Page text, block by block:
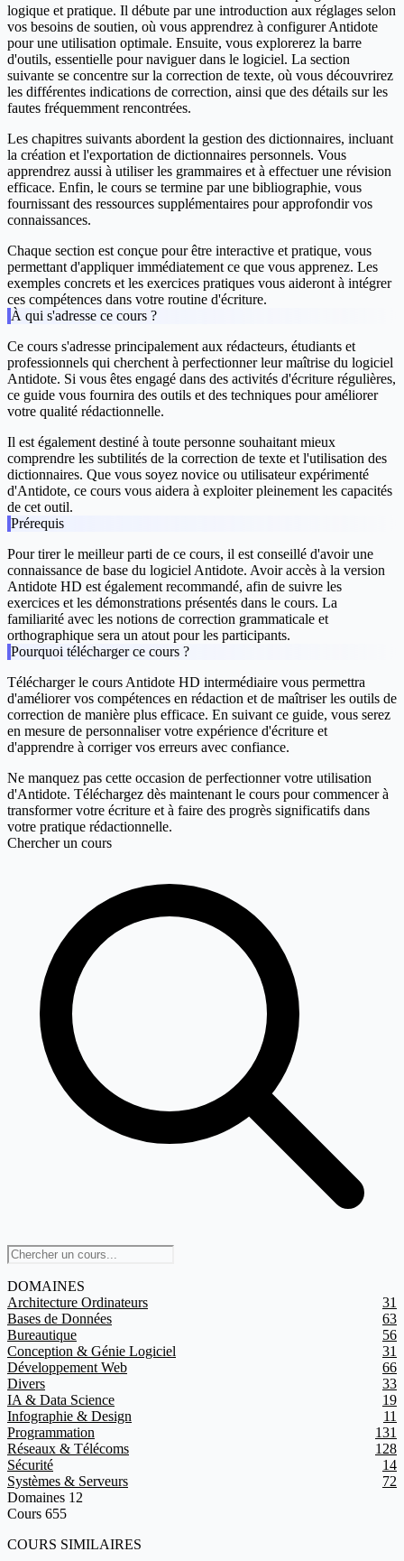
logique et pratique. Il débute par une introduction aux réglages selon
vos besoins de soutien, où vous apprendrez à configurer Antidote
pour une utilisation optimale. Ensuite, vous explorerez la barre
d'outils, essentielle pour naviguer dans le logiciel. La section
suivante se concentre sur la correction de texte, où vous découvrirez
les différentes indications de correction, ainsi que des détails sur les
fautes fréquemment rencontrées.
Les chapitres suivants abordent la gestion des dictionnaires, incluant
la création et l'exportation de dictionnaires personnels. Vous
apprendrez aussi à utiliser les grammaires et à effectuer une révision
efficace. Enfin, le cours se termine par une bibliographie, vous
fournissant des ressources supplémentaires pour approfondir vos
connaissances.
Chaque section est conçue pour être interactive et pratique, vous
permettant d'appliquer immédiatement ce que vous apprenez. Les
exemples concrets et les exercices pratiques vous aideront à intégrer
ces compétences dans votre routine d'écriture.
À qui s'adresse ce cours ?
Ce cours s'adresse principalement aux rédacteurs, étudiants et
professionnels qui cherchent à perfectionner leur maîtrise du logiciel
Antidote. Si vous êtes engagé dans des activités d'écriture régulières,
ce guide vous fournira des outils et des techniques pour améliorer
votre qualité rédactionnelle.
Il est également destiné à toute personne souhaitant mieux
comprendre les subtilités de la correction de texte et l'utilisation des
dictionnaires. Que vous soyez novice ou utilisateur expérimenté
d'Antidote, ce cours vous aidera à exploiter pleinement les capacités
de cet outil.
Prérequis
Pour tirer le meilleur parti de ce cours, il est conseillé d'avoir une
connaissance de base du logiciel Antidote. Avoir accès à la version
Antidote HD est également recommandé, afin de suivre les
exercices et les démonstrations présentés dans le cours. La
familiarité avec les notions de correction grammaticale et
orthographique sera un atout pour les participants.
Pourquoi télécharger ce cours ?
Télécharger le cours Antidote HD intermédiaire vous permettra
d'améliorer vos compétences en rédaction et de maîtriser les outils de
correction de manière plus efficace. En suivant ce guide, vous serez
en mesure de personnaliser votre expérience d'écriture et
d'apprendre à corriger vos erreurs avec confiance.
Ne manquez pas cette occasion de perfectionner votre utilisation
d'Antidote. Téléchargez dès maintenant le cours pour commencer à
transformer votre écriture et à faire des progrès significatifs dans
votre pratique rédactionnelle.
Chercher un cours
DOMAINES
Architecture Ordinateurs
31
Bases de Données
63
Bureautique
56
Conception & Génie Logiciel
31
Développement Web
66
Divers
33
IA & Data Science
19
Infographie & Design
11
Programmation
131
Réseaux & Télécoms
128
Sécurité
14
Systèmes & Serveurs
72
Domaines 12
Cours 655
COURS SIMILAIRES